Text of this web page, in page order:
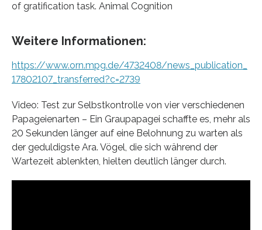
of gratification task. Animal Cognition
Weitere Informationen:
https://www.orn.mpg.de/4732408/news_publication_
17802107_transferred?c=2739
Video: Test zur Selbstkontrolle von vier verschiedenen
Papageienarten – Ein Graupapagei schaffte es, mehr als
20 Sekunden länger auf eine Belohnung zu warten als
der geduldigste Ara. Vögel, die sich während der
Wartezeit ablenkten, hielten deutlich länger durch.